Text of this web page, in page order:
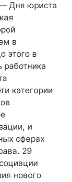
— Дня юриста
в
этого в
работника
категории
и
сферах
29
нового